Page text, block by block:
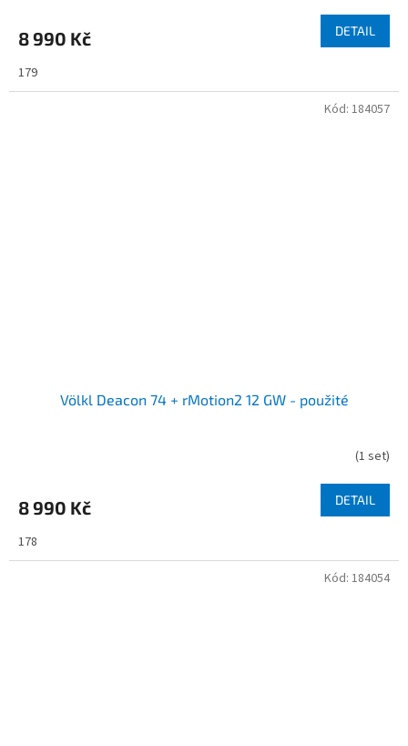
8 990 Kč DETAIL
179
Völkl Deacon 74 + rMotion2 12 GW - použité
(1 set)
8 990 Kč DETAIL
178
Kód: 184057
Kód: 184054